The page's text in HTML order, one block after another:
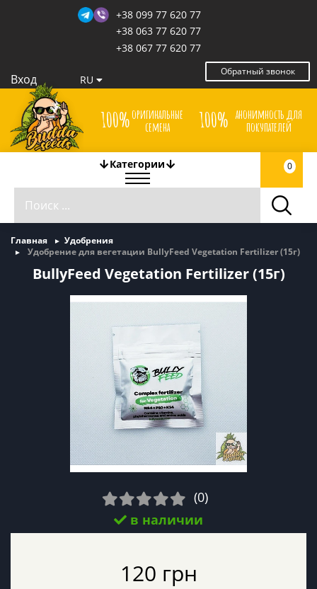
+38 099 77 620 77
+38 063 77 620 77
+38 067 77 620 77
Обратный звонок
Вход RU
100%оригинальные
семена
100% анонимность для
покупателей
Категории 0
Главная
Удобрения
Удобрение для вегетации BullyFeed Vegetation Fertilizer (15г)
BullyFeed Vegetation Fertilizer (15г)
(0)
в наличии
120 грн